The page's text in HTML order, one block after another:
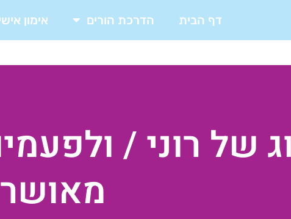
דף הבית הדרכת הורים אימון
של רוני /
מאושר